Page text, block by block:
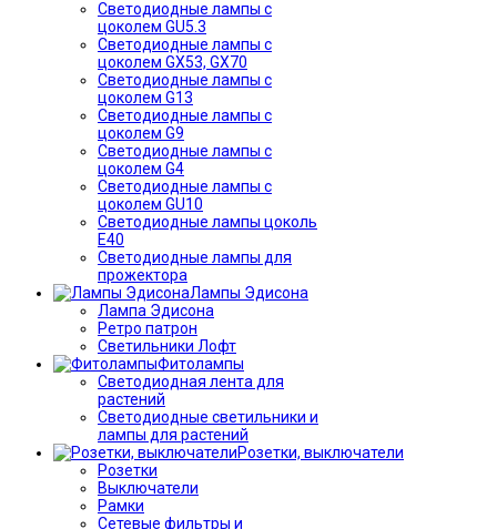
Светодиодные лампы с
цоколем GU5.3
Светодиодные лампы с
цоколем GX53, GX70
Светодиодные лампы с
цоколем G13
Светодиодные лампы с
цоколем G9
Светодиодные лампы с
цоколем G4
Светодиодные лампы с
цоколем GU10
Светодиодные лампы цоколь
Е40
Светодиодные лампы для
прожектора
Лампы Эдисона
Лампа Эдисона
Ретро патрон
Светильники Лофт
Фитолампы
Светодиодная лента для
растений
Светодиодные светильники и
лампы для растений
Розетки, выключатели
Розетки
Выключатели
Рамки
Сетевые фильтры и